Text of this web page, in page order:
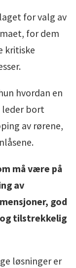
for valg av
for dem
kritiske
hvordan en
leder bort
av rørene,
må være på
av
god
tilstrekkelig
løsninger er